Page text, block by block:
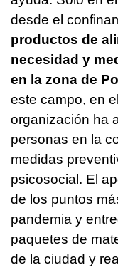
desde el
productos de
necesidad y
en la zona de
este campo, en
organización ha
personas en la
medidas
psicosocial. El
de los puntos
pandemia y
paquetes de
de la ciudad y